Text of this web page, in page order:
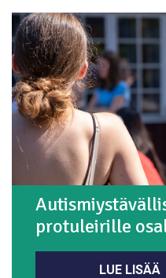
protuleirille
LUE LISÄÄ